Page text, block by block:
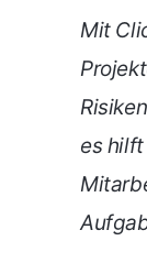
Mit
es